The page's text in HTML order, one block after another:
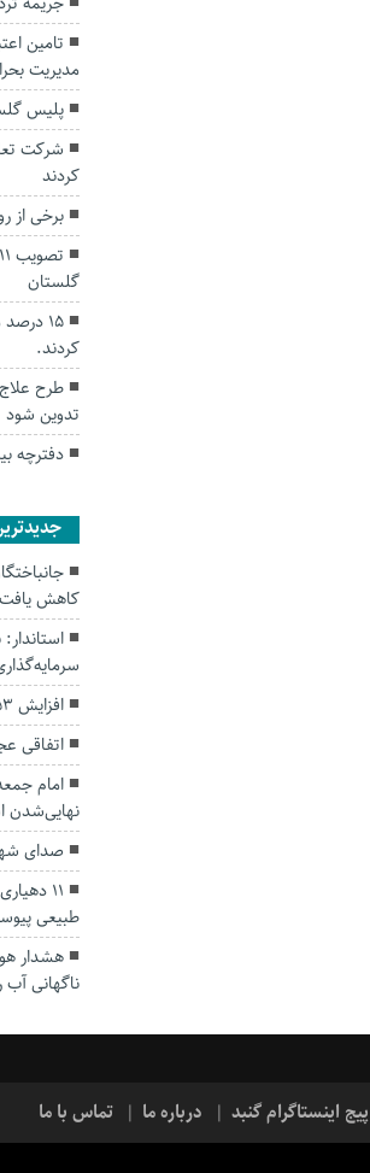
تامین
مدیریت
پلیس گلستان
کردند
برخی از
گلستان
۱۵
کردند.
طرح
تدوین شود
دفترچه
کاهش یافت
افزایش ۵۳ درصدی بارندگی‌ها در گلستان
اتفاقی
امام
صدای
۱۱
طبیعی
هشدار
ناگهانی
پیج اینستاگرام گنبد درباره ما تماس با ما